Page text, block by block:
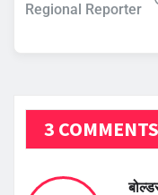
Regional Reporter
3 COMMENTS